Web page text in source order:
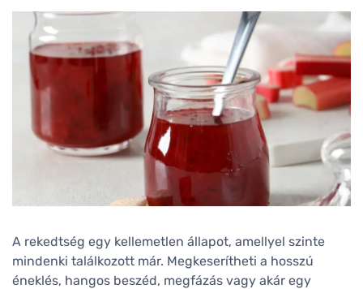
A rekedtség egy kellemetlen állapot, amellyel szinte
mindenki találkozott már. Megkeserítheti a hosszú
éneklés, hangos beszéd, megfázás vagy akár egy